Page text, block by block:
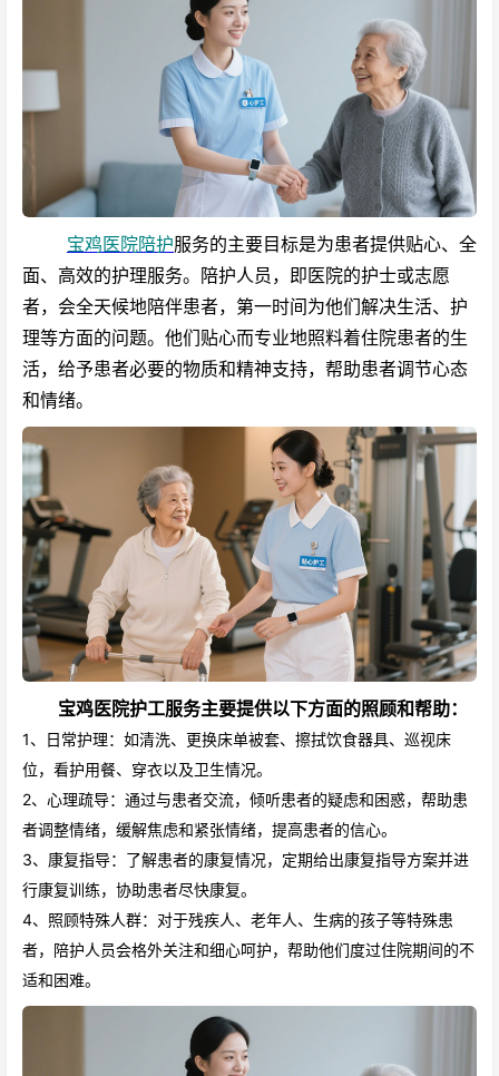
宝鸡医院陪护服务的主要目标是为患者提供贴心、全
面、高效的护理服务。陪护人员，即医院的护士或志愿
者，会全天候地陪伴患者，第一时间为他们解决生活、护
理等方面的问题。他们贴心而专业地照料着住院患者的生
活，给予患者必要的物质和精神支持，帮助患者调节心态
和情绪。
宝鸡医院护工服务主要提供以下方面的照顾和帮助：
1、日常护理：如清洗、更换床单被套、擦拭饮食器具、巡视床
位，看护用餐、穿衣以及卫生情况。
2、心理疏导：通过与患者交流，倾听患者的疑虑和困惑，帮助患
者调整情绪，缓解焦虑和紧张情绪，提高患者的信心。
3、康复指导：了解患者的康复情况，定期给出康复指导方案并进
行康复训练，协助患者尽快康复。
4、照顾特殊人群：对于残疾人、老年人、生病的孩子等特殊患
者，陪护人员会格外关注和细心呵护，帮助他们度过住院期间的不
适和困难。